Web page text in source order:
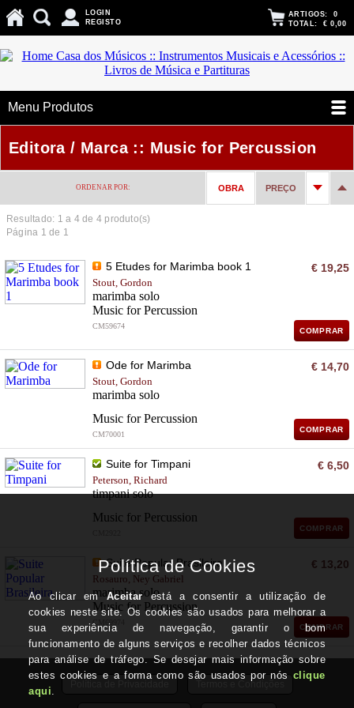
LOGIN
REGISTO
ARTIGOS: 0
TOTAL: € 0,00
Menu Produtos
Editora / Marca :: Music for Percussion
ORDENAR POR: OBRA PREÇO
Resultado: 1 a 4de 4 produto(s)
Página 1 de 1
5 Etudes for Marimba book 1
Stout, Gordon
marimba solo
Music for Percussion
CM59674
€ 19,25
COMPRAR
Ode for Marimba
Stout, Gordon
marimba solo
Music for Percussion
CM70001
€ 14,70
COMPRAR
Suite for Timpani
Peterson, Richard
timpani solo
Music for Percussion
€ 6,50
COMPRAR
Suite Popular Brasileira
Rosauro, Ney Gabriel
marimba solo
Music for Percussion
CM69974
€ 13,20
COMPRAR
Termos e Condições